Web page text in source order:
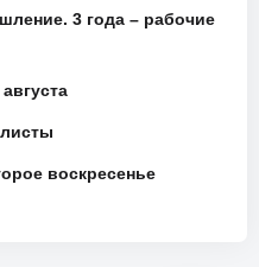
3 года – рабочие
воскресенье